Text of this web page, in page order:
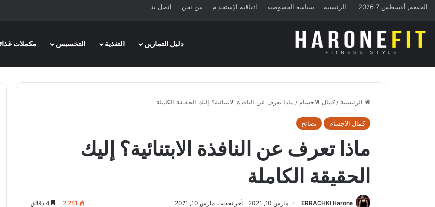
الجمعة, أغسطس 7 2026 الرئيسية سياسة الخصوصية اتفاقية الإستخدام من نحن اتصل بنا
دليل التمارين
التغذية التخسيس مكملات
الرئيسية / كمال الاجسام / ماذا تعرف عن النافذة الابتنائية؟ إليك الحقيقة الكاملة
كمال الاجسام نصائح
ماذا تعرف عن النافذة الابتنائية؟ إليك
الحقيقة الكاملة
ERRACHKI Harone مارس 10, 2021 آخر تحديث: مارس 10, 2021 2٬281